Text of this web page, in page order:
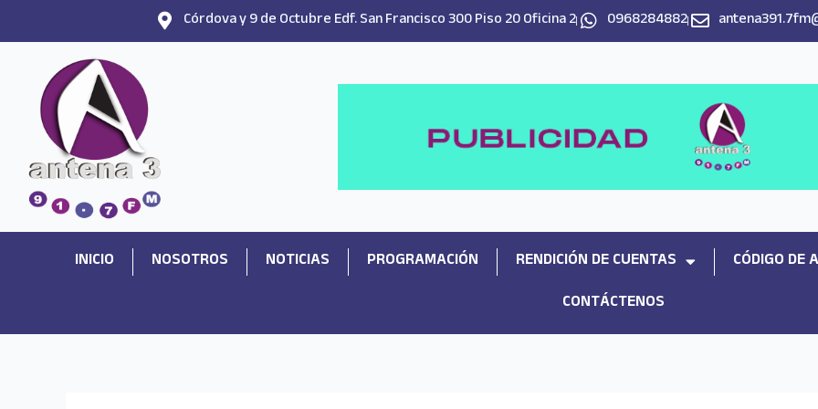
Córdova y 9 de Octubre Edf. San Francisco 300 Piso 20 Oficina 2 0968284882
INICIO NOSOTROS NOTICIAS PROGRAMACIÓN RENDICIÓN DE CUENTAS CÓDIGO DE
CONTÁCTENOS